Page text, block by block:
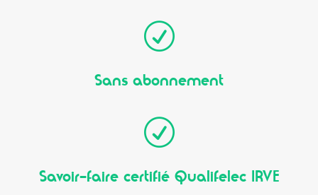
R
Sans abonnement
R
Savoir-faire certifié Qualifelec IRVE